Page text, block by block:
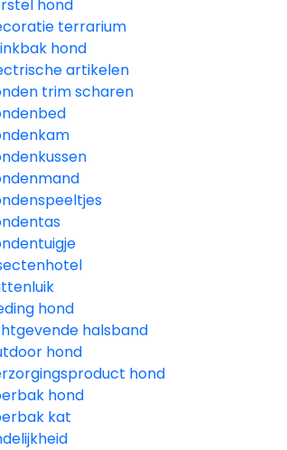
hond
terrarium
hond
artikelen
trim scharen
hond
halsband
hond
hond
hond
kat